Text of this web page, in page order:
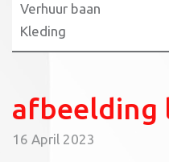
Verhuur baan
Kleding
afbeelding
16 April 2023